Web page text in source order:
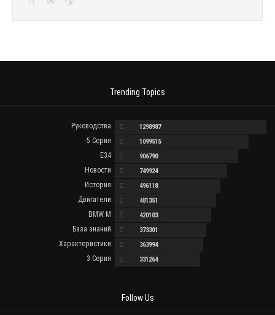
Trending Topics
Руководства 1298987
5 Серия 1099515
E34 906790
Новости 749924
История 496118
Двигатели 481351
BMW M 420103
База знаний 373301
Характеристики 363994
3 Серия 331264
Follow Us